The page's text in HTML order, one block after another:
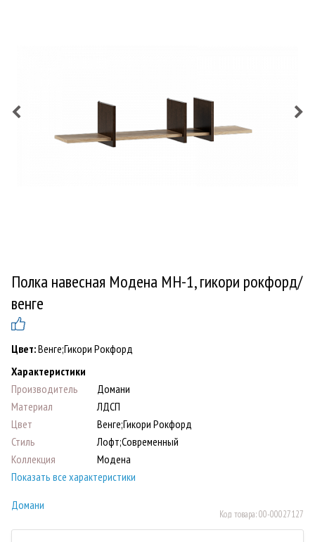
Полка навесная Модена МН-1, гикори рокфорд/
венге
Цвет:Венге;Гикори Рокфорд
Характеристики
Производитель
Домани
Материал
ЛДСП
Цвет
Венге;Гикори Рокфорд
Стиль
Лофт;Современный
Коллекция
Модена
Показать все характеристики
Домани
Код товара:00-00027127